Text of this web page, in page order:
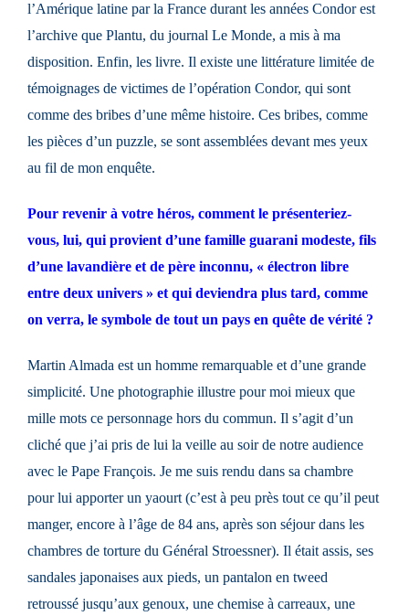
l’Amérique latine par la France durant les années Condor est
l’archive que Plantu, du journal Le Monde, a mis à ma
disposition. Enfin, les livre. Il existe une littérature limitée de
témoignages de victimes de l’opération Condor, qui sont
comme des bribes d’une même histoire. Ces bribes, comme
les pièces d’un puzzle, se sont assemblées devant mes yeux
au fil de mon enquête.
Pour revenir à votre héros, comment le présenteriez-
vous, lui, qui provient d’une famille guarani modeste, fils
d’une lavandière et de père inconnu, « électron libre
entre deux univers » et qui deviendra plus tard, comme
on verra, le symbole de tout un pays en quête de vérité ?
Martin Almada est un homme remarquable et d’une grande
simplicité. Une photographie illustre pour moi mieux que
mille mots ce personnage hors du commun. Il s’agit d’un
cliché que j’ai pris de lui la veille au soir de notre audience
avec le Pape François. Je me suis rendu dans sa chambre
pour lui apporter un yaourt (c’est à peu près tout ce qu’il peut
manger, encore à l’âge de 84 ans, après son séjour dans les
chambres de torture du Général Stroessner). Il était assis, ses
sandales japonaises aux pieds, un pantalon en tweed
retroussé jusqu’aux genoux, une chemise à carreaux, une